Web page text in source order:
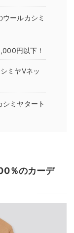
ールカシミ
円以下！
ミヤVネッ
ミヤタート
％のカーデ